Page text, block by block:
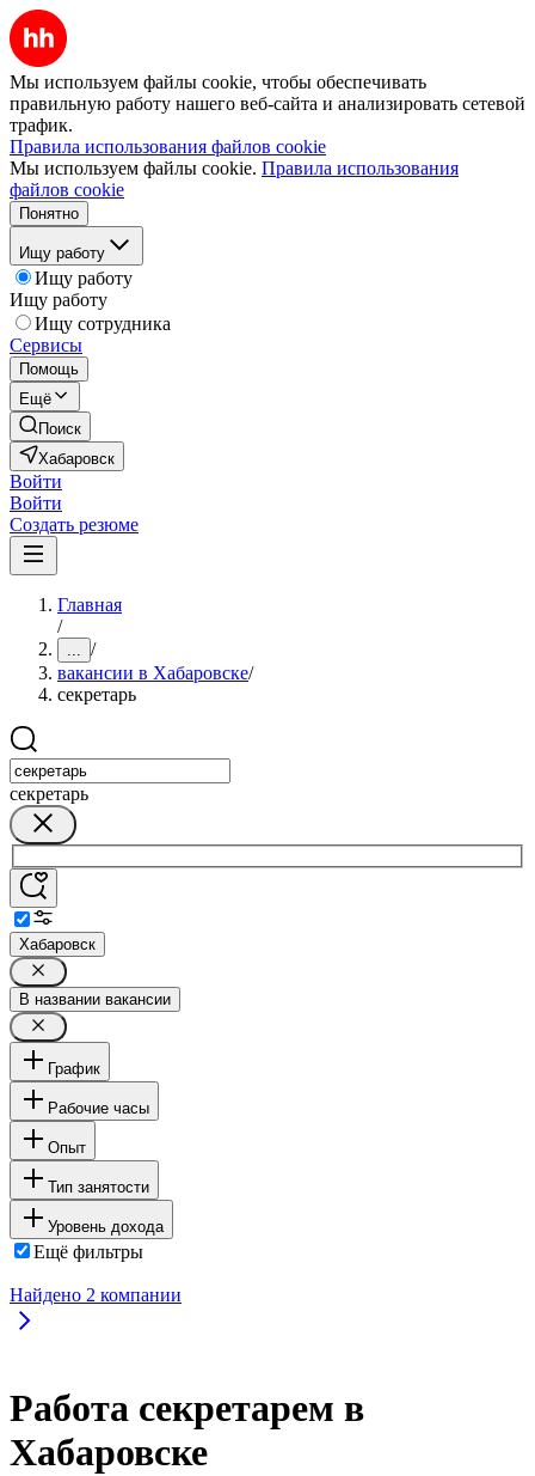
Мы используем файлы cookie, чтобы обеспечивать
правильную работу нашего веб-сайта и анализировать сетевой
трафик.
Правила использования файлов cookie
Мы используем файлы cookie. Правила использования
файлов cookie
Понятно
Ищу работу
Ищу работу
Ищу работу
Ищу сотрудника
Сервисы
Помощь
Ещё
Поиск
Хабаровск
Войти
Войти
Создать резюме
Главная
/
... /
вакансии в Хабаровске/
секретарь
секретарь
Хабаровск
В названии вакансии
График
Рабочие часы
Опыт
Тип занятости
Уровень дохода
Ещё фильтры
Найдено 2 компании
Работа секретарем в
Хабаровске